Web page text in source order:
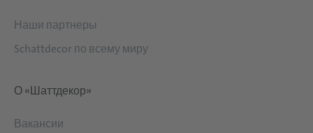
Наши партнеры
Schattdecor по всему миру
О «Шаттдекор»
Вакансии